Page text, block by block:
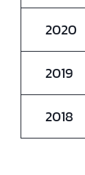
2020
2019
2018